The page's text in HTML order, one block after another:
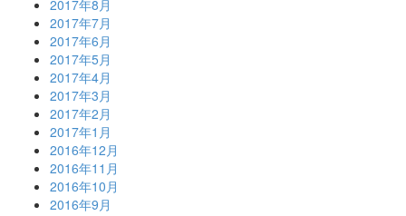
2017年8月
2017年7月
2017年6月
2017年5月
2017年4月
2017年3月
2017年2月
2017年1月
2016年12月
2016年11月
2016年10月
2016年9月